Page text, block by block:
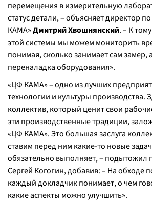
перемещения в измерительную
статус детали, – объясняет директор
КАМА»Дмитрий Хвошнянский. – К
этой системы мы можем мониторить
понимая, сколько занимает сам замер,
переналадка оборудования».
«ЦФ КАМА» – одно из лучших
технологии и культуры производства.
коллектив, который ценит свои
эти производственные традиции,
«ЦФ КАМА». Это большая заслуга
ставим перед ним какие-то новые
обязательно выполняет, – подытожил
Сергей Когогин, добавив: – На обходе
каждый докладчик понимает, о чем
какие аспекты можно улучшить».